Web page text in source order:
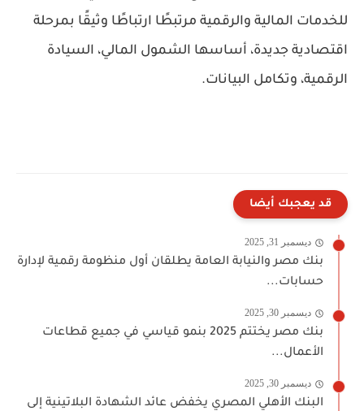
للخدمات المالية والرقمية مرتبطًا ارتباطًا وثيقًا بمرحلة
اقتصادية جديدة، أساسها الشمول المالي، السيادة
الرقمية، وتكامل البيانات.
قد يعجبك أيضا
ديسمبر 31, 2025
بنك مصر والنيابة العامة يطلقان أول منظومة رقمية لإدارة
حسابات...
ديسمبر 30, 2025
بنك مصر يختتم 2025 بنمو قياسي في جميع قطاعات
الأعمال...
ديسمبر 30, 2025
البنك الأهلي المصري يخفض عائد الشهادة البلاتينية إلى